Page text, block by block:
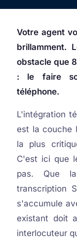
Votre agent
brillamment.
obstacle que
: le faire
téléphone.
L'intégration
est la couche
la plus
C'est ici que
pas. Que
transcription
s'accumule
existant doit
interlocuteur